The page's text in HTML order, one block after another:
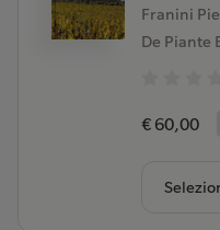
Franini
De Piante
€ 60,00